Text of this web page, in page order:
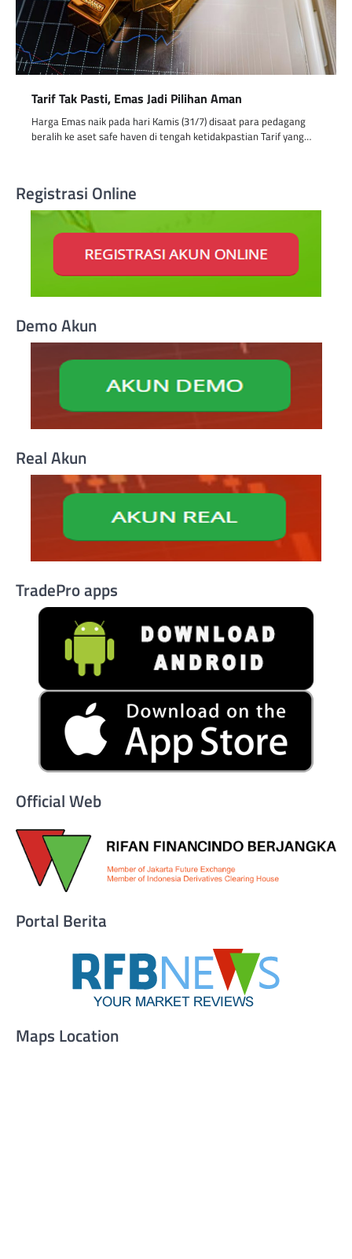
Tarif Tak Pasti, Emas Jadi Pilihan Aman
Harga Emas naik pada hari Kamis (31/7) disaat para pedagang
beralih ke aset safe haven di tengah ketidakpastian Tarif yang…
Registrasi Online
Demo Akun
Real Akun
TradePro apps
Official Web
Portal Berita
Maps Location